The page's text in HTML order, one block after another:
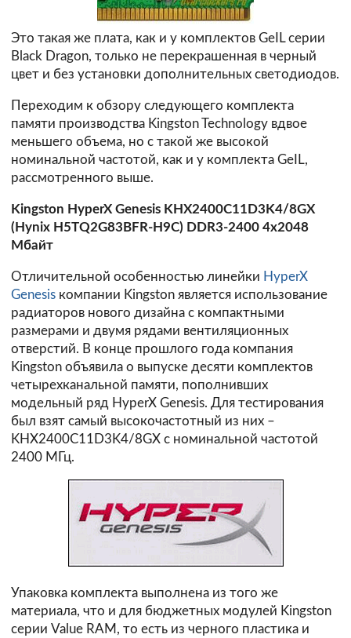
Это такая же плата, как и у комплектов GeIL серии
Black Dragon, только не перекрашенная в черный
цвет и без установки дополнительных светодиодов.
Переходим к обзору следующего комплекта
памяти производства Kingston Technology вдвое
меньшего объема, но с такой же высокой
номинальной частотой, как и у комплекта GeIL,
рассмотренного выше.
Kingston HyperX Genesis KHX2400C11D3K4/8GX
(Hynix H5TQ2G83BFR-H9C) DDR3-2400 4x2048
Мбайт
Отличительной особенностью линейки HyperX
Genesis компании Kingston является использование
радиаторов нового дизайна с компактными
размерами и двумя рядами вентиляционных
отверстий. В конце прошлого года компания
Kingston объявила о выпуске десяти комплектов
четырехканальной памяти, пополнивших
модельный ряд HyperX Genesis. Для тестирования
был взят самый высокочастотный из них –
KHX2400C11D3K4/8GX с номинальной частотой
2400 МГц.
Упаковка комплекта выполнена из того же
материала, что и для бюджетных модулей Kingston
серии Value RAM, то есть из черного пластика и